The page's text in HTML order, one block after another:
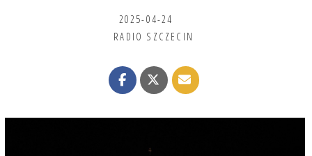
2025-04-24
RADIO SZCZECIN